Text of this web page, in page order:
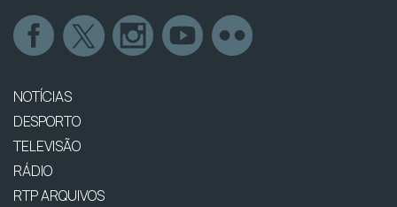
NOTÍCIAS
DESPORTO
TELEVISÃO
RÁDIO
RTP ARQUIVOS